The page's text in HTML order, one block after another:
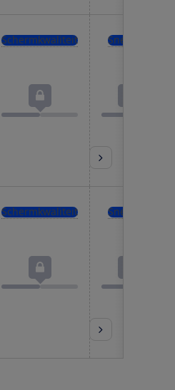
Schermkwaliteit Snelheid
Schermkwaliteit Snelheid